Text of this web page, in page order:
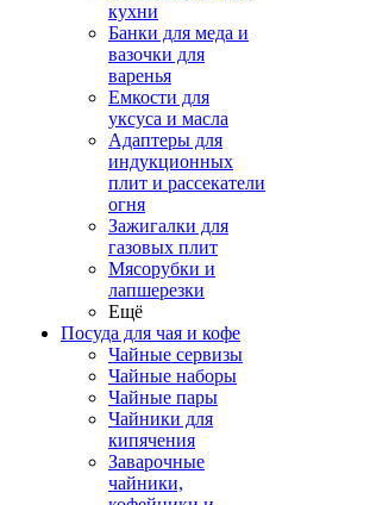
кухни
Банки для меда и
вазочки для
варенья
Емкости для
уксуса и масла
Адаптеры для
индукционных
плит и рассекатели
огня
Зажигалки для
газовых плит
Мясорубки и
лапшерезки
Ещё
Посуда для чая и кофе
Чайные сервизы
Чайные наборы
Чайные пары
Чайники для
кипячения
Заварочные
чайники,